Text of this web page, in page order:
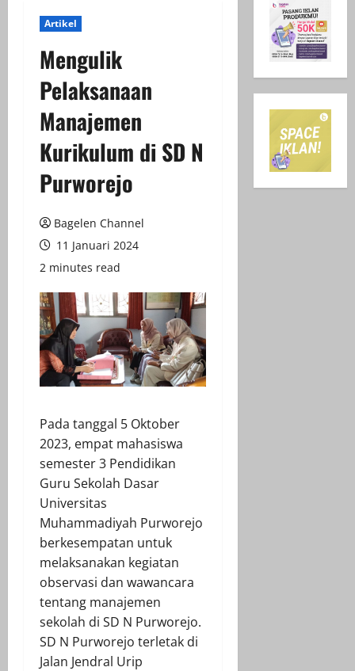
Artikel
Mengulik
Pelaksanaan
Manajemen
Kurikulum di SD N
Purworejo
Bagelen Channel
11 Januari 2024
2 minutes read
Pada tanggal 5 Oktober
2023, empat mahasiswa
semester 3 Pendidikan
Guru Sekolah Dasar
Universitas
Muhammadiyah Purworejo
berkesempatan untuk
melaksanakan kegiatan
observasi dan wawancara
tentang manajemen
sekolah di SD N Purworejo.
SD N Purworejo terletak di
Jalan Jendral Urip